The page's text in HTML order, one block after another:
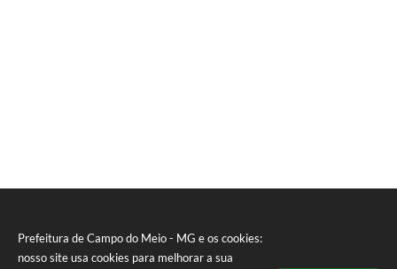
Prefeitura de Campo do Meio - MG e os cookies:
nosso site usa cookies para melhorar a sua